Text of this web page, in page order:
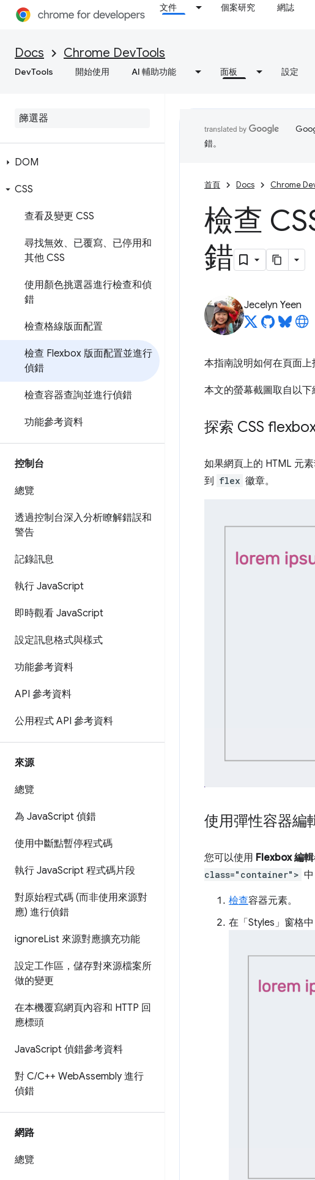
文件 個案研究 網誌
Docs Chrome DevTools
DevTools 開始使用 AI 輔助功能 面板 設定
DOM
CSS
查看及變更 CSS
尋找無效、已覆寫、已停用和
其他 CSS
使用顏色挑選器進行檢查和偵
錯
檢查格線版面配置
檢查 Flexbox 版面配置並進行
偵錯
檢查容器查詢並進行偵錯
功能參考資料
控制台
總覽
透過控制台深入分析瞭解錯誤和
警告
記錄訊息
執行 JavaScript
即時觀看 JavaScript
設定訊息格式與樣式
功能參考資料
API 參考資料
公用程式 API 參考資料
來源
總覽
為 JavaScript 偵錯
使用中斷點暫停程式碼
執行 JavaScript 程式碼片段
對原始程式碼 (而非使用來源對
應) 進行偵錯
ignoreList 來源對應擴充功能
設定工作區，儲存對來源檔案所
做的變更
在本機覆寫網頁內容和 HTTP 回
應標頭
JavaScript 偵錯參考資料
對 C/C++ WebAssembly 進行
偵錯
網路
總覽
錯。
首頁 Docs Chrome
檢查
錯
Jecelyn Yeen
本指南說明如何在頁面上
本文的螢幕截圖取自以下
探索 CSS
如果網頁上的 HTML 元
到 flex 徽章。
使用彈性容器編
您可以使用 Flexbox 編
class="container">
檢查容器元素。
在「Styles」 窗格